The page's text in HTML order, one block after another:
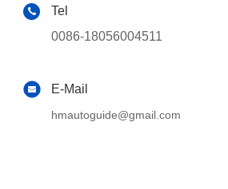
Tel
0086-18056004511
E-Mail
hmautoguide@gmail.com